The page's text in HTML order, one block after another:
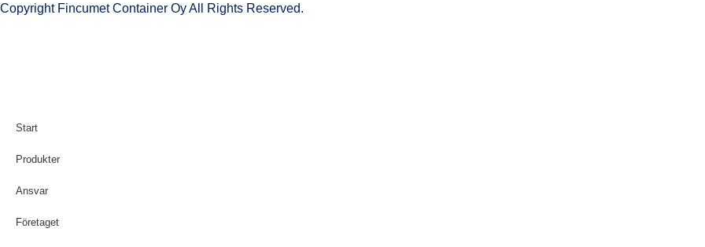
Copyright Fincumet Container Oy All Rights Reserved.
Start
Produkter
Ansvar
Företaget